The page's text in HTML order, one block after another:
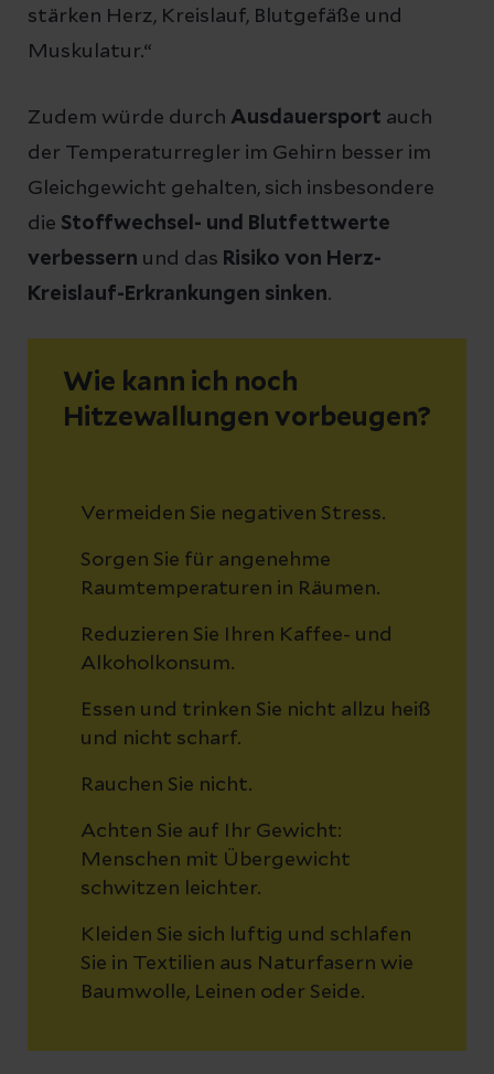
stärken Herz, Kreislauf, Blutgefäße und
Muskulatur.“
Zudem würde durch Ausdauersport auch
der Temperaturregler im Gehirn besser im
Gleichgewicht gehalten, sich insbesondere
die Stoffwechsel- und Blutfettwerte
verbessern und das Risiko von Herz-
Kreislauf-Erkrankungen sinken.
Wie kann ich noch
Hitzewallungen vorbeugen?
Vermeiden Sie negativen Stress.
Sorgen Sie für angenehme
Raumtemperaturen in Räumen.
Reduzieren Sie Ihren Kaffee- und
Alkoholkonsum.
Essen und trinken Sie nicht allzu heiß
und nicht scharf.
Rauchen Sie nicht.
Achten Sie auf Ihr Gewicht:
Menschen mit Übergewicht
schwitzen leichter.
Kleiden Sie sich luftig und schlafen
Sie in Textilien aus Naturfasern wie
Baumwolle, Leinen oder Seide.